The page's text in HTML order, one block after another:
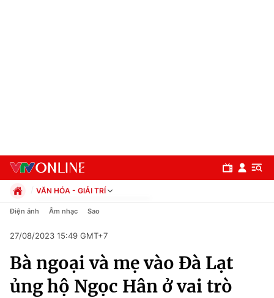
Chuyên mục
Chính trị
VĂN HÓA - GIẢI TRÍ
Chính trị
Pháp luật
Kinh tế
Thể thao
Truyền hình
Điện ảnh Âm nhạc Sao
27/08/2023 15:49 GMT+7
Bà ngoại và mẹ vào Đà Lạt
ủng hộ Ngọc Hân ở vai trò